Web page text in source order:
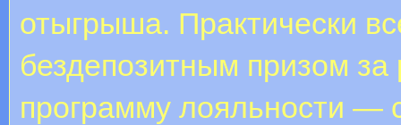
отыгрыша. Практически
бездепозитным призом
программу лояльности —